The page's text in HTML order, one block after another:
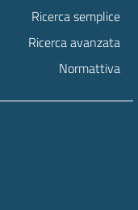
Ricerca semplice
Ricerca avanzata
Normattiva